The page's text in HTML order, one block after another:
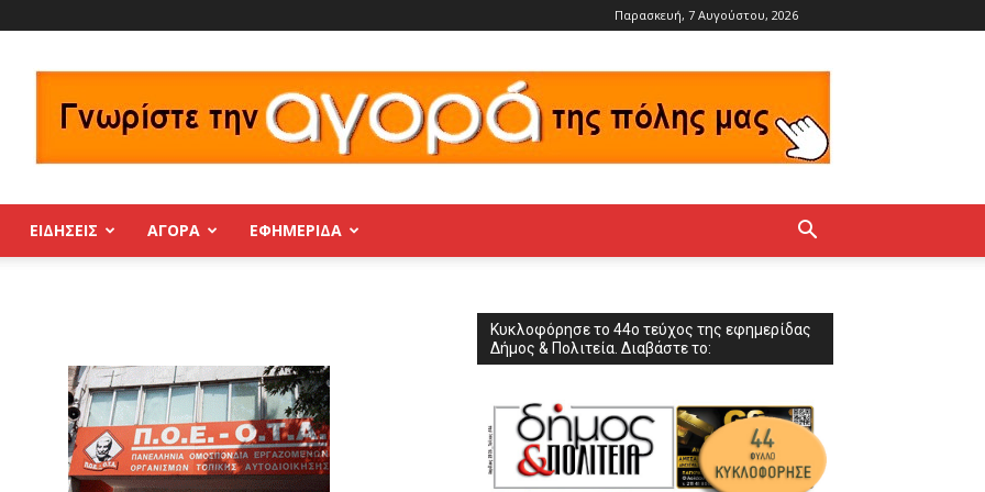
Παρασκευή, 7 Αυγούστου, 2026
ΕΙΔΗΣΕΙΣ ΑΓΟΡΑ ΕΦΗΜΕΡΊΔΑ
Κυκλοφόρησε το 44ο τεύχος της εφημερίδας
Δήμος & Πολιτεία. Διαβάστε το: